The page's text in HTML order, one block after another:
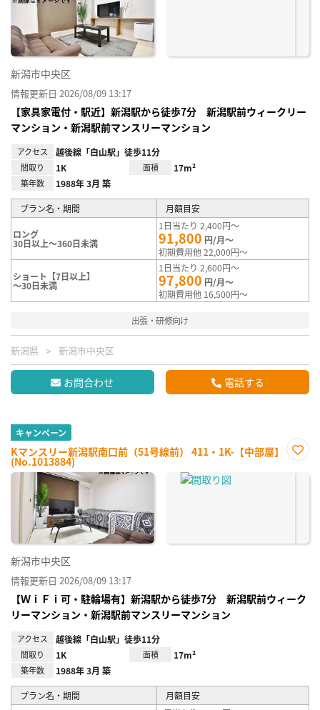
新潟市中央区
情報更新日 2026/08/09 13:17
【家具家電付・駅近】新潟駅から徒歩7分 新潟駅前ウィークリー
マンション・新潟駅前マンスリーマンション
アクセス 越後線「白山駅」徒歩11分
間取り 1K 面積 17m²
築年数 1988年 3月 築
プラン名・期間 月額目安
ロング
30日以上～360日未満
1日当たり 2,400円～
91,800 円/月～
初期費用他 22,000円～
ショート【7日以上】
～30日未満
1日当たり 2,600円～
97,800 円/月～
初期費用他 16,500円～
出張・研修向け
新潟県 新潟市中央区
お問合わせ 電話する
キャンペーン
Kマンスリー新潟駅南口前（51号線前） 411・1K-【中部屋】
(No.1013884)
に入
新潟市中央区
情報更新日 2026/08/09 13:17
【ＷｉＦｉ可・駐輪場有】新潟駅から徒歩7分 新潟駅前ウィーク
リーマンション・新潟駅前マンスリーマンション
アクセス 越後線「白山駅」徒歩11分
間取り 1K 面積 17m²
築年数 1988年 3月 築
プラン名・期間 月額目安